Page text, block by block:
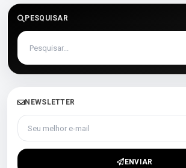
PESQUISAR
NEWSLETTER
Seu melhor e-mail
ENVIAR